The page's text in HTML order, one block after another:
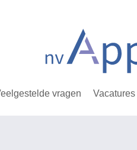
vragen Vacatures